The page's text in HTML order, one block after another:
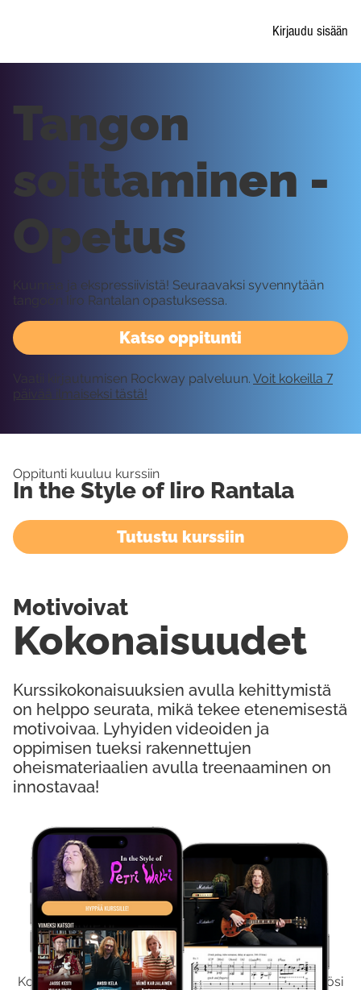
Kirjaudu sisään
Kokeile Ilmaiseksi
Kokeilemalla ilmaiseksi saat koko sisältömme käyttöösi
Katso oppitunti
Tangon
soittaminen -
Opetus
Kuumaa ja ekspressiivistä! Seuraavaksi syvennytään
tangoon Iiro Rantalan opastuksessa.
Vaatii kirjautumisen Rockway palveluun. Voit kokeilla 7
päivää ilmaiseksi tästä!
Oppitunti kuuluu kurssiin
In the Style of Iiro Rantala
Tutustu kurssiin
Kurssikokonaisuuksien avulla kehittymistä
on helppo seurata, mikä tekee etenemisestä
motivoivaa. Lyhyiden videoiden ja
oppimisen tueksi rakennettujen
oheismateriaalien avulla treenaaminen on
innostavaa!
Kokonaisuudet
Motivoivat